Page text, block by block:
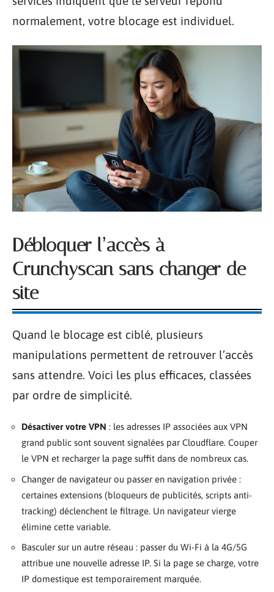
normalement, votre blocage est individuel.
Débloquer l’accès à
Crunchyscan sans changer de
site
Quand le blocage est ciblé, plusieurs
manipulations permettent de retrouver l’accès
sans attendre. Voici les plus efficaces, classées
par ordre de simplicité.
Désactiver votre VPN : les adresses IP associées aux VPN
grand public sont souvent signalées par Cloudflare. Couper
le VPN et recharger la page suffit dans de nombreux cas.
Changer de navigateur ou passer en navigation privée :
certaines extensions (bloqueurs de publicités, scripts anti-
tracking) déclenchent le filtrage. Un navigateur vierge
élimine cette variable.
Basculer sur un autre réseau : passer du Wi-Fi à la 4G/5G
attribue une nouvelle adresse IP. Si la page se charge, votre
IP domestique est temporairement marquée.